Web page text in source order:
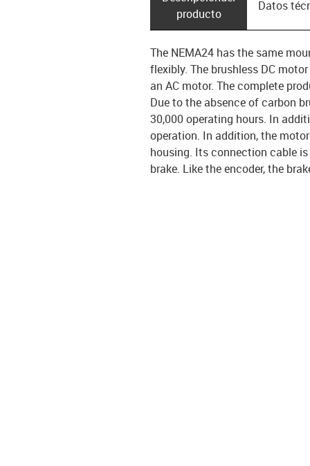
producto
Datos
The NEMA24 has the same
flexibly. The brushless DC
an AC motor. The complete
Due to the absence of carbon
30,000 operating hours. In
operation. In addition, the
housing. Its connection cable
brake. Like the encoder, the